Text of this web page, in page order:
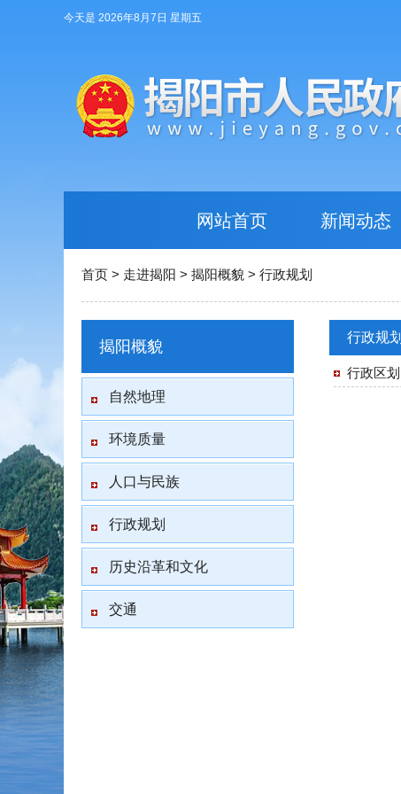
今天是 2026年8月7日 星期五
网站首页 新闻动态
首页 > 走进揭阳 > 揭阳概貌 > 行政规划
揭阳概貌
自然地理
环境质量
人口与民族
行政规划
历史沿革和文化
交通
行政规划
行政区划